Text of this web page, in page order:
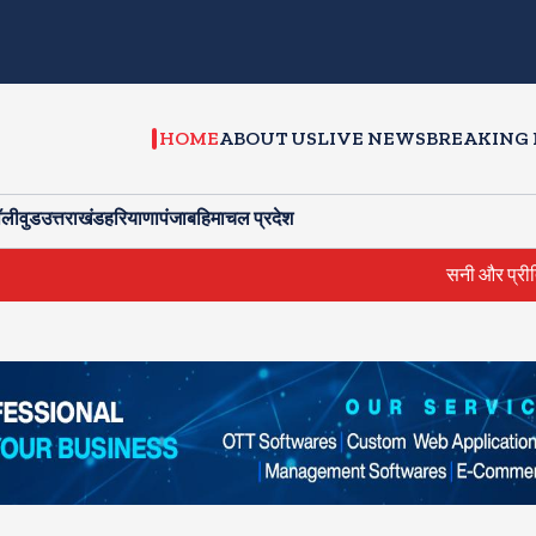
HOMEABOUT USLIVE NEWSBREAKING
उत्तराखंडहरियाणापंजाबहिमाचल प्रदेश
सनी और प्रीति जिंटा ने की सीएम से